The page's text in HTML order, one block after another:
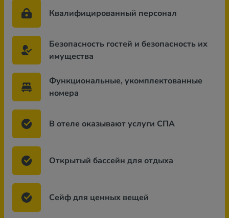
Квалифицированный персонал
Безопасность гостей и безопасность их
имущества
Функциональные, укомплектованные
номера
В отеле оказывают услуги СПА
Открытый бассейн для отдыха
Сейф для ценных вещей